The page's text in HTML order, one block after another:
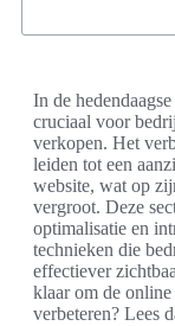
In de
cruciaal voor
verkopen. Het
leiden tot een
website, wat op
vergroot. Deze
optimalisatie en
technieken die
effectiever
klaar om de
verbeteren? Lees